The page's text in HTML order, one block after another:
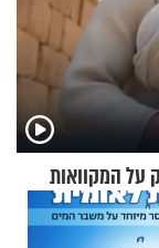
המקוואות